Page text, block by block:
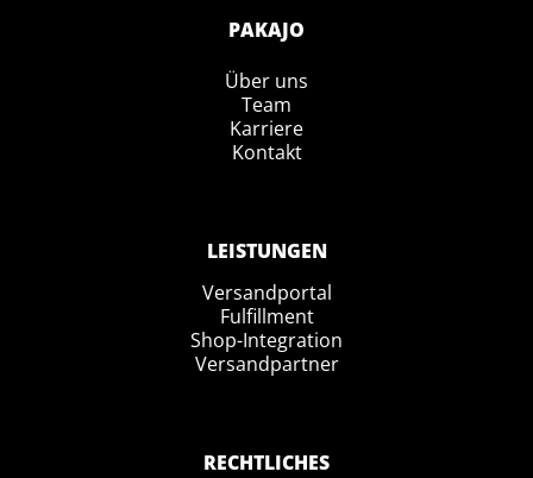
PAKAJO
Über uns
Team
Karriere
Kontakt
LEISTUNGEN
Versandportal
Fulfillment
Shop-Integration
Versandpartner
RECHTLICHES